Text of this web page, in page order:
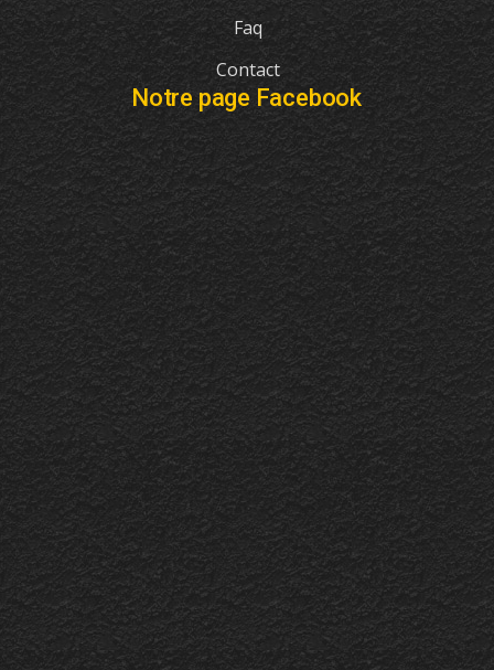
Faq
Contact
Notre page Facebook